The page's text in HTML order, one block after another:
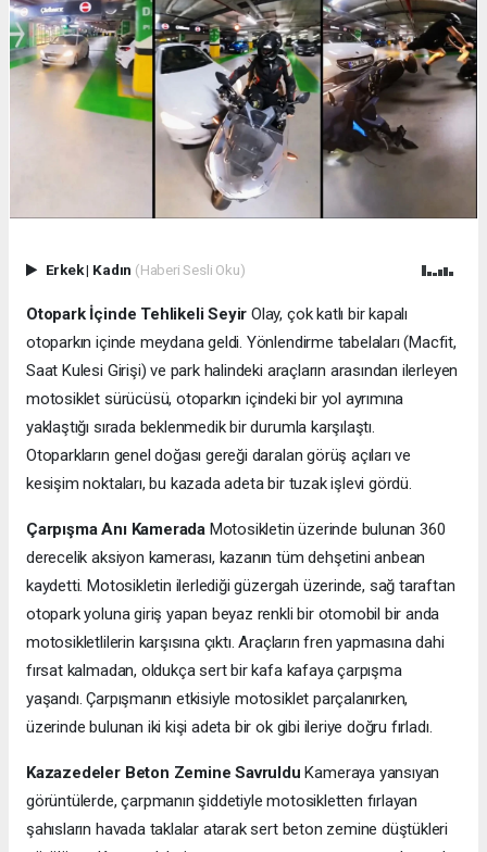
Erkek| Kadın (Haberi Sesli Oku)
Otopark İçinde Tehlikeli Seyir Olay, çok katlı bir kapalı
otoparkın içinde meydana geldi. Yönlendirme tabelaları (Macfit,
Saat Kulesi Girişi) ve park halindeki araçların arasından ilerleyen
motosiklet sürücüsü, otoparkın içindeki bir yol ayrımına
yaklaştığı sırada beklenmedik bir durumla karşılaştı.
Otoparkların genel doğası gereği daralan görüş açıları ve
kesişim noktaları, bu kazada adeta bir tuzak işlevi gördü.
Çarpışma Anı KameradaMotosikletin üzerinde bulunan 360
derecelik aksiyon kamerası, kazanın tüm dehşetini anbean
kaydetti. Motosikletin ilerlediği güzergah üzerinde, sağ taraftan
otopark yoluna giriş yapan beyaz renkli bir otomobil bir anda
motosikletlilerin karşısına çıktı. Araçların fren yapmasına dahi
fırsat kalmadan, oldukça sert bir kafa kafaya çarpışma
yaşandı. Çarpışmanın etkisiyle motosiklet parçalanırken,
üzerinde bulunan iki kişi adeta bir ok gibi ileriye doğru fırladı.
Kazazedeler Beton Zemine Savruldu Kameraya yansıyan
görüntülerde, çarpmanın şiddetiyle motosikletten fırlayan
şahısların havada taklalar atarak sert beton zemine düştükleri